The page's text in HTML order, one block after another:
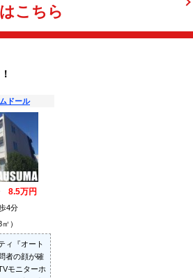
こちら
ドール
8.5万円
4分
）
ィ『オート
者の顔が確
モニターホ